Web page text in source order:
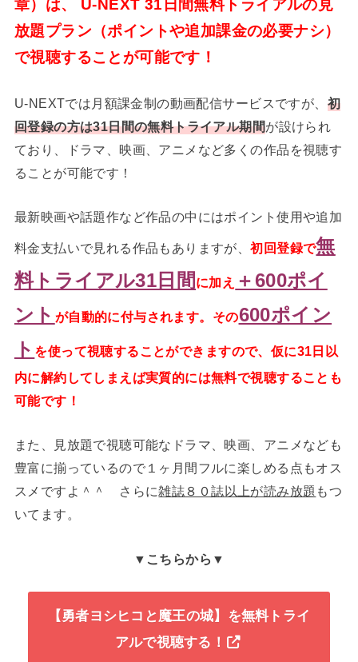
章）は、 U-NEXT 31日間無料トライアルの見
放題プラン（ポイントや追加課金の必要ナシ）
で視聴することが可能です！
U-NEXTでは月額課金制の動画配信サービスですが、 初
回登録の方は31日間の無料トライアル期間が設けられ
ており、ドラマ、映画、アニメなど多くの作品を視聴す
ることが可能です！
最新映画や話題作など作品の中にはポイント使用や追加
料金支払いで見れる作品もありますが、初回登録で無
料トライアル31日間 に加え ＋600ポイ
ント が自動的に付与されます。 その600ポイン
ト を使って視聴することができますので、仮に31日以
内に解約してしまえば実質的には無料で視聴することも
可能です！
また、見放題で視聴可能なドラマ、映画、アニメなども
豊富に揃っているので１ヶ月間フルに楽しめる点もオス
スメですよ＾＾ さらに雑誌８０誌以上が読み放題 もつ
いてます。
▼こちらから▼
【勇者ヨシヒコと魔王の城】を無料トライ
アルで視聴する！